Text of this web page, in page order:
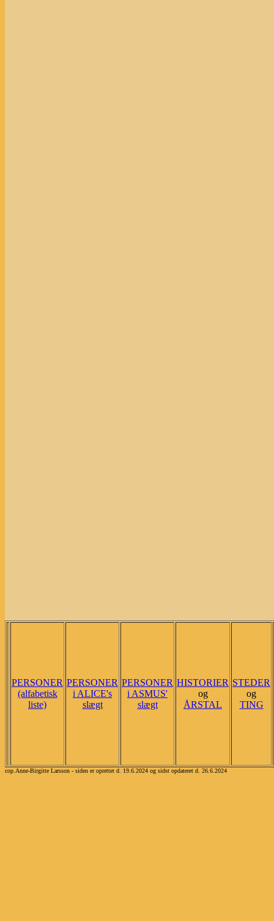
PERSONER
(alfabetisk
liste)
PERSONER
i ALICE's
slægt
PERSONER
i ASMUS'
slægt
HISTORIER
og
ÅRSTAL
STEDER
og
TING
cop.Anne-Birgitte Larsson - siden er oprettet d. 19.6.2024 og sidst opdateret d. 26.6.2024